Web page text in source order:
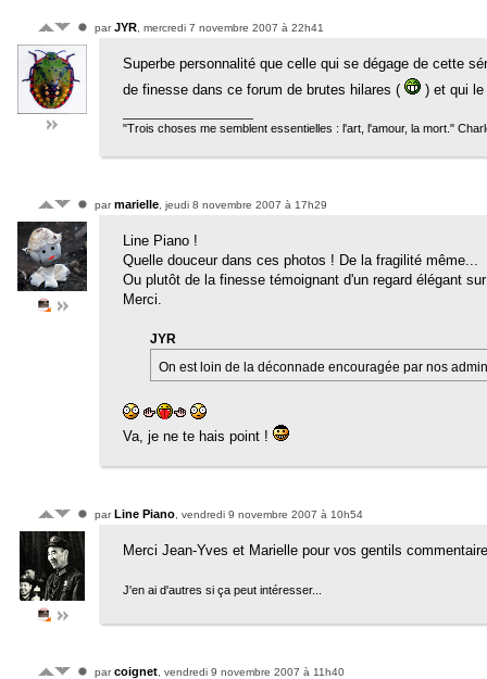
parJYR , mercredi 7 novembre 2007 à 22h41
Superbe personnalité que celle qui se dégage de cette
de finesse dans ce forum de brutes hilares (
) et qui
"Trois choses me semblent essentielles : l'art, l'amour, la mort."
parmarielle , jeudi 8 novembre 2007 à 17h29
Line Piano !
Quelle douceur dans ces photos ! De la fragilité même...
Ou plutôt de la finesse témoignant d'un regard élégant
Merci.
JYR
On est loin de la déconnade encouragée par nos
Va, je ne te hais point !
parLine Piano , vendredi 9 novembre 2007 à 10h54
Merci Jean-Yves et Marielle pour vos gentils
J'en ai d'autres si ça peut intéresser...
parcoignet , vendredi 9 novembre 2007 à 11h40